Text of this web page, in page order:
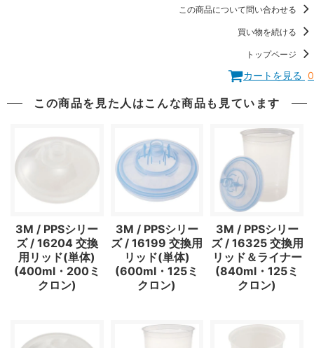
この商品について問い合わせる
買い物を続ける
トップページ
カートを見る 0
この商品を見た人はこんな商品も見ています
3M / PPSシリー
ズ / 16204 交換
用リッド(単体)
(400ml・200ミ
クロン)
3M / PPSシリー
ズ / 16199 交換用
リッド(単体)
(600ml・125ミ
クロン)
3M / PPSシリー
ズ / 16325 交換用
リッド＆ライナー
(840ml・125ミ
クロン)